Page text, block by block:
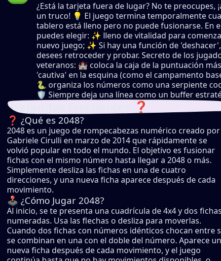
¿Está la tarjeta fuera de lugar? No te preocupes,
un truco! 💡 El juego termina temporalmente
tablero está lleno pero no puede fusionarse. En
puedes elegir: ✨ lleno de vitalidad para
nuevo juego; ✨ Si hay una función de
desees retroceder y probar. Secreto de los
veteranos: 🏰 coloca la caja de la puntuación
'cautiva' en la esquina (como el campamento
🐍 organiza los números como una serpiente
🛡️ Siempre deja una línea como un buffer
Preguntas Frecuentes ❓
❓ ¿Qué es 2048?
2048 es un juego de rompecabezas numérico creado por
Gabriele Cirulli en marzo de 2014 que rápidamente se
volvió popular en todo el mundo. El objetivo es fusionar
fichas con el mismo número hasta llegar a 2048 o más.
Simplemente desliza las fichas en una de cuatro
direcciones, y una nueva ficha aparece después de cada
movimiento.
🕹️ ¿Cómo Jugar 2048?
Al inicio, se te presenta una cuadrícula de 4x4 y dos
numeradas. Usa las flechas o desliza para moverlas.
Cuando dos fichas con números idénticos chocan entre
se combinan en una con el doble del número. Aparece
nueva ficha después de cada movimiento, y el juego